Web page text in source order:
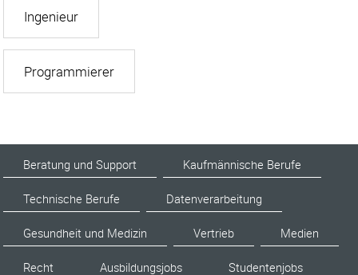
Ingenieur
Programmierer
Beratung und Support Kaufmännische Berufe
Technische Berufe Datenverarbeitung
Gesundheit und Medizin Vertrieb Medien
Recht Ausbildungsjobs Studentenjobs